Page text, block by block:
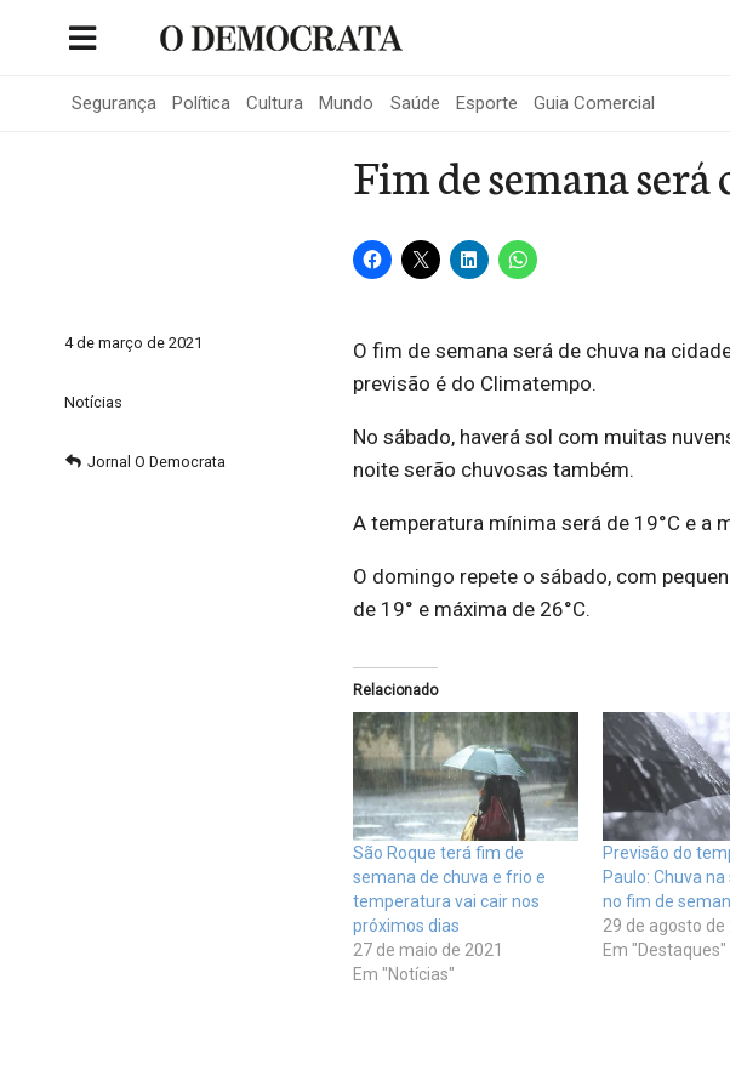
Segurança Política Cultura Mundo Saúde Esporte Guia Comercial
Fim de semana será
4 de março de 2021
Notícias
Jornal O Democrata
O fim de semana será de chuva na
previsão é do Climatempo.
No sábado, haverá sol com muitas
noite serão chuvosas também.
A temperatura mínima será de 19°C e a
O domingo repete o sábado, com
de 19° e máxima de 26°C.
Relacionado
São Roque terá fim de
semana de chuva e frio e
temperatura vai cair nos
próximos dias
27 de maio de 2021
Em "Notícias"
Previsão do
Paulo: Chuva
no fim de
29 de agosto de
Em "Destaques"